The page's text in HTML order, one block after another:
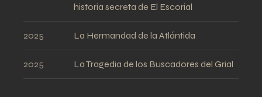
historia secreta de El Escorial
2025 La Hermandad de la Atlántida
2025 La Tragedia de los Buscadores del Grial